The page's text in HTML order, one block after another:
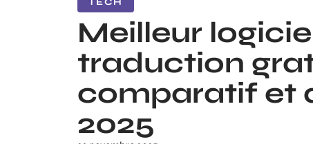
Meilleur
traduction
comparatif et
2025